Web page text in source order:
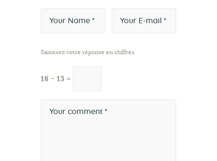
Saisissez votre réponse en chiffres
18 − 13 =